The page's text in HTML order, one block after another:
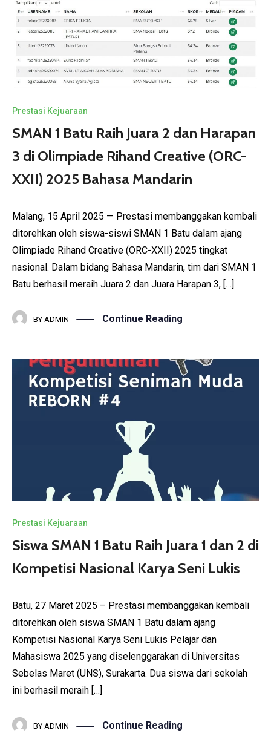
Prestasi Kejuaraan
SMAN 1 Batu Raih Juara 2 dan Harapan
3 di Olimpiade Rihand Creative (ORC-
XXII) 2025 Bahasa Mandarin
Malang, 15 April 2025 — Prestasi membanggakan kembali
ditorehkan oleh siswa-siswi SMAN 1 Batu dalam ajang
Olimpiade Rihand Creative (ORC-XXII) 2025 tingkat
nasional. Dalam bidang Bahasa Mandarin, tim dari SMAN 1
Batu berhasil meraih Juara 2 dan Juara Harapan 3, […]
BY ADMIN Continue Reading
Prestasi Kejuaraan
Siswa SMAN 1 Batu Raih Juara 1 dan 2 di
Kompetisi Nasional Karya Seni Lukis
Batu, 27 Maret 2025 – Prestasi membanggakan kembali
ditorehkan oleh siswa SMAN 1 Batu dalam ajang
Kompetisi Nasional Karya Seni Lukis Pelajar dan
Mahasiswa 2025 yang diselenggarakan di Universitas
Sebelas Maret (UNS), Surakarta. Dua siswa dari sekolah
ini berhasil meraih […]
BY ADMIN Continue Reading